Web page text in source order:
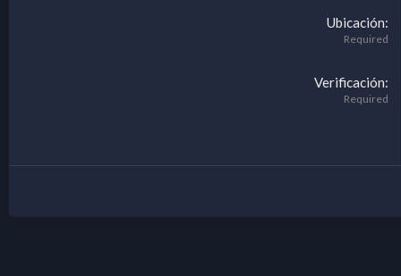
Ubicación
Required
Verificación
Required